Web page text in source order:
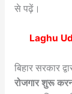
से पढ़ें।
Laghu
बिहार सरकार
रोजगार शुरू